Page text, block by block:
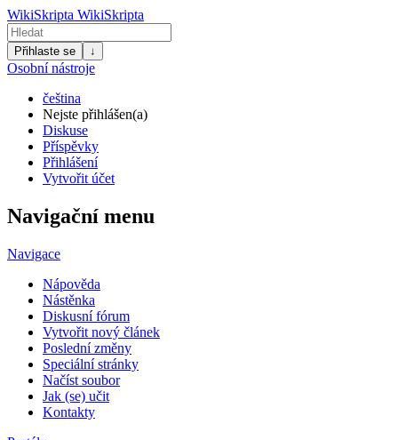
WikiSkripta WikiSkripta
Přihlaste se ↓
Osobní nástroje
čeština
Nejste přihlášen(a)
Diskuse
Příspěvky
Přihlášení
Vytvořit účet
Navigační menu
Navigace
Nápověda
Nástěnka
Diskusní fórum
Vytvořit nový článek
Poslední změny
Speciální stránky
Načíst soubor
Jak (se) učit
Kontakty